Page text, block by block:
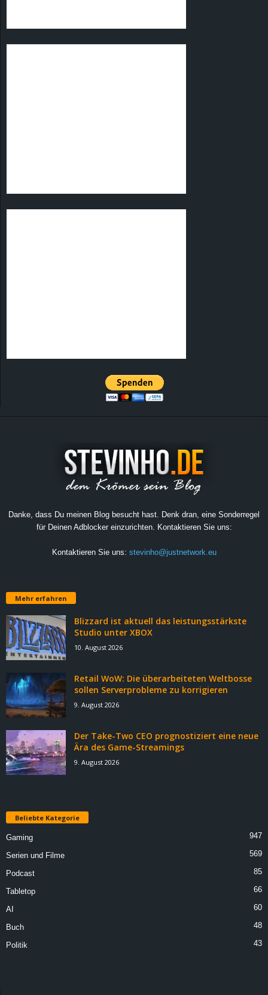
Danke, dass Du meinen Blog besucht hast. Denk dran, eine Sonderregel
für Deinen Adblocker einzurichten. Kontaktieren Sie uns:
Kontaktieren Sie uns: stevinho@justnetwork.eu
Mehr erfahren
Blizzard ist aktuell das leistungsstärkste
Studio unter XBOX
10. August 2026
Retail WoW: Die überarbeiteten Weltbosse
sollen Serverprobleme zu korrigieren
9. August 2026
Der Take-Two CEO prognostiziert eine neue
Ära des Game-Streamings
9. August 2026
Beliebte Kategorie
Gaming 947
Serien und Filme 569
Podcast 85
Tabletop 66
AI 60
Buch 48
Politik 43